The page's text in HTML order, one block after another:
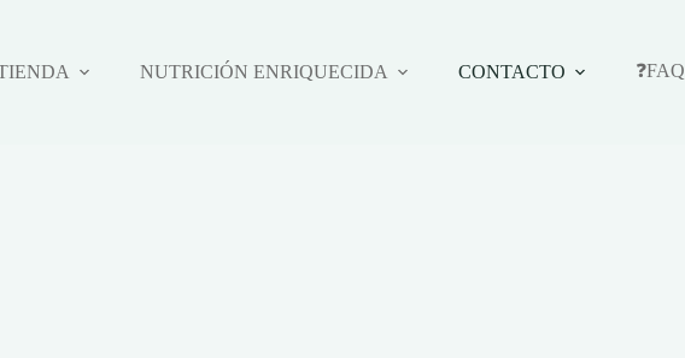
NUTRICIÓN ENRIQUECIDA CONTACTO ❓FAQ